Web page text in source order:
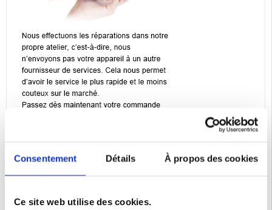
Consentement Détails À propos des cookies
Ce site web utilise des cookies.